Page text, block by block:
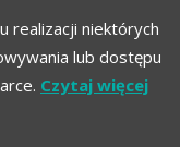
realizacji niektórych
lub dostępu
Czytaj więcej